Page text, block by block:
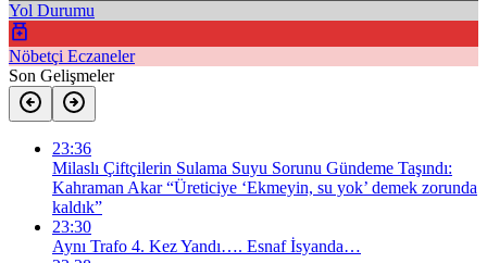
Yol Durumu
Nöbetçi Eczaneler
Son Gelişmeler
23:36
Milaslı Çiftçilerin Sulama Suyu Sorunu Gündeme Taşındı:
Kahraman Akar “Üreticiye ‘Ekmeyin, su yok’ demek zorunda
kaldık”
23:30
Aynı Trafo 4. Kez Yandı…. Esnaf İsyanda…